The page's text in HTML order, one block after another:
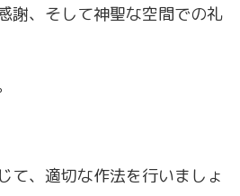
謝、そして神聖な空間での礼
て、適切な作法を行いましょ